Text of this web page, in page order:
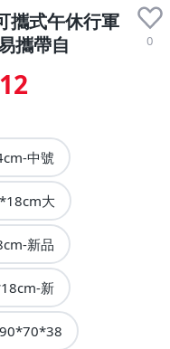
攜式午休行軍
攜帶自
0
中號
大
新品
新